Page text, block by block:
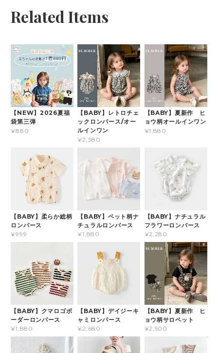
Related Items
【NEW】2026夏福
袋第三弾
¥880
【BABY】レトロチェ
ックロンパース/オー
ルインワン
¥2,380
【BABY】夏新作 ヒ
ョウ柄オールインワン
¥1,880
【BABY】柔らか総柄
ロンパース
¥999
【BABY】ペット柄ナ
チュラルロンパース
¥1,880
【BABY】ナチュラル
フラワーロンパース
¥2,280
【BABY】クマロゴボ
ーダーロンパース
¥1,880
【BABY】デイジーキ
ャミロンパース
¥2,680
【BABY】夏新作 ヒ
ョウ柄サロペット
¥2,500